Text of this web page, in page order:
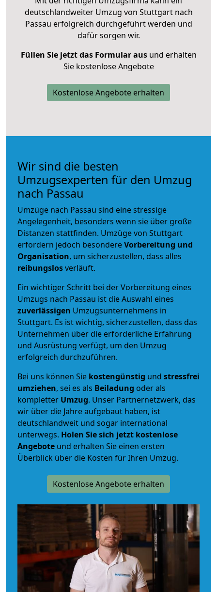
deutschlandweiter Umzug von Stuttgart nach
Passau erfolgreich durchgeführt werden und
dafür sorgen wir.
Füllen Sie jetzt das Formular ausund erhalten
Sie kostenlose Angebote
Kostenlose Angebote erhalten
Wir sind die besten
Umzugsexperten für den Umzug
nach Passau
Umzüge nach Passau sind eine stressige
Angelegenheit, besonders wenn sie über große
Distanzen stattfinden. Umzüge von Stuttgart
erfordern jedoch besondereVorbereitung und
Organisation, um sicherzustellen, dass alles
reibungslosverläuft.
Ein wichtiger Schritt bei der Vorbereitung eines
Umzugs nach Passau ist die Auswahl eines
zuverlässigen Umzugsunternehmens in
Stuttgart. Es ist wichtig, sicherzustellen, dass das
Unternehmen über die erforderliche Erfahrung
und Ausrüstung verfügt, um den Umzug
erfolgreich durchzuführen.
Bei uns können Sie kostengünstig und stressfrei
umziehen, sei es als Beiladung oder als
kompletter Umzug. Unser Partnernetzwerk, das
wir über die Jahre aufgebaut haben, ist
deutschlandweit und sogar international
unterwegs. Holen Sie sich jetzt kostenlose
Angebote und erhalten Sie einen ersten
Überblick über die Kosten für Ihren Umzug.
Kostenlose Angebote erhalten